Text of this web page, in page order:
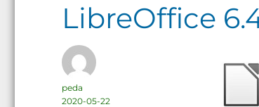
LibreOffice
Szerző
peda
Közzétéve
2020-05-22